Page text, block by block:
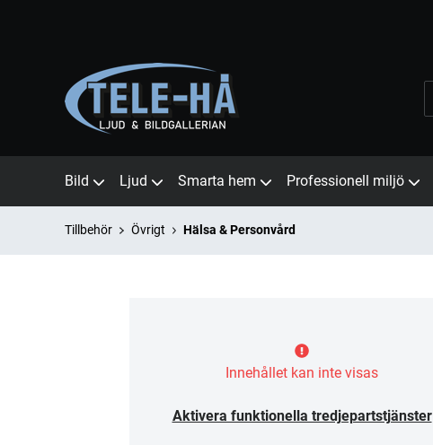
Bild Ljud Smarta hem Professionell miljö
Tillbehör Övrigt Hälsa & Personvård
Innehållet kan inte visas
Aktivera funktionella tredjepartstjänster